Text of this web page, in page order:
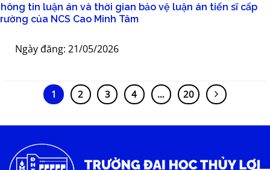
tin luận án và thời gian bảo vệ luận án tiến sĩ cấp
của NCS Cao Minh Tâm
Ngày đăng: 21/05/2026
1 2 3 4 … 20